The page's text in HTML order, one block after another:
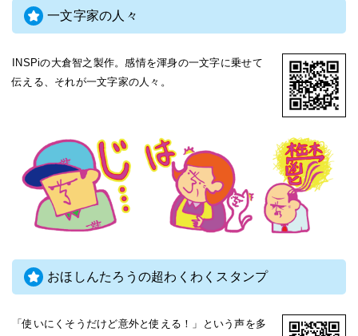
一文字家の人々
INSPiの大倉智之製作。感情を渾身の一文字に乗せて
伝える、それが一文字家の人々。
おほしんたろうの超わくわくスタンプ
「使いにくそうだけど意外と使える！」という声を多